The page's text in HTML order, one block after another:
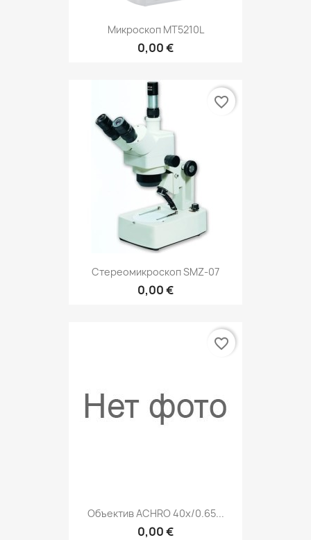
Микроскоп MT5210L
0,00 €
Стереомикроскоп SMZ-07
0,00 €
favorite_border
Объектив ACHRO 40x/0.65...
0,00 €
favorite_border